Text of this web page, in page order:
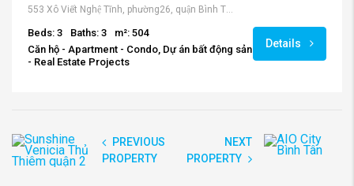
553 Xô Viết Nghệ Tĩnh, phường26, quận Bình Thạnh
Beds: 3 Baths: 3
m²: 504
Căn hộ - Apartment - Condo, Dự án bất động sản
- Real Estate Projects
Details
PREVIOUS
PROPERTY
NEXT
PROPERTY